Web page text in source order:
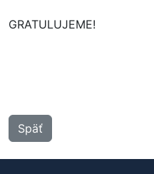
GRATULUJEME!
Späť